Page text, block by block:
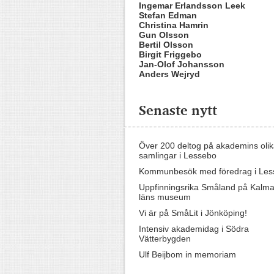
Ingemar Erlandsson Leek
Stefan Edman
Christina Hamrin
Gun Olsson
Bertil Olsson
Birgit Friggebo
Jan-Olof Johansson
Anders Wejryd
Senaste nytt
Över 200 deltog på akademins
samlingar i Lessebo
Kommunbesök med föredrag i
Uppfinningsrika Småland på
läns museum
Vi är på SmåLit i Jönköping!
Intensiv akademidag i Södra
Vätterbygden
Ulf Beijbom in memoriam